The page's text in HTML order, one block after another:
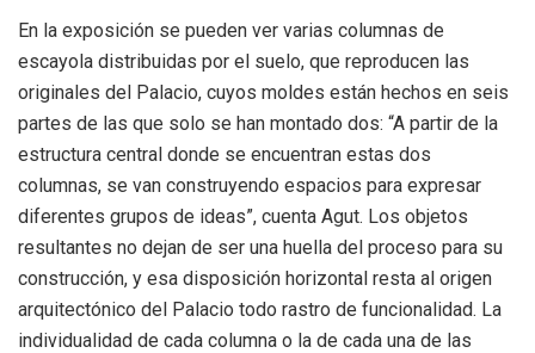
En la exposición se pueden ver varias columnas de
escayola distribuidas por el suelo, que reproducen las
originales del Palacio, cuyos moldes están hechos en seis
partes de las que solo se han montado dos: “A partir de la
estructura central donde se encuentran estas dos
columnas, se van construyendo espacios para expresar
diferentes grupos de ideas”, cuenta Agut. Los objetos
resultantes no dejan de ser una huella del proceso para su
construcción, y esa disposición horizontal resta al origen
arquitectónico del Palacio todo rastro de funcionalidad. La
individualidad de cada columna o la de cada una de las